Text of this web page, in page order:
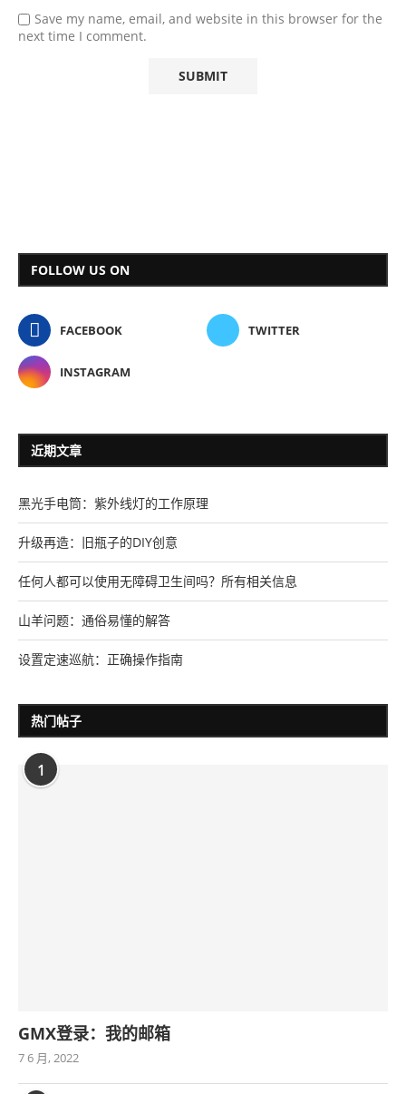
Save my name, email, and website in this browser for the
next time I comment.
FOLLOW US ON
FACEBOOK TWITTER
INSTAGRAM
近期文章
黑光手电筒：紫外线灯的工作原理
升级再造：旧瓶子的DIY创意
任何人都可以使用无障碍卫生间吗？所有相关信息
山羊问题：通俗易懂的解答
设置定速巡航：正确操作指南
热门帖子
1
GMX登录：我的邮箱
7 6 月, 2022